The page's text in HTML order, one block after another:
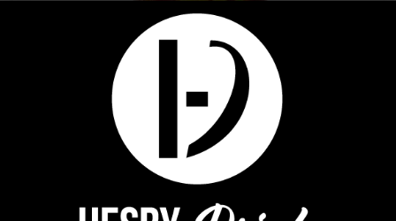
Jus pour Cocktails,
CARAIBOS PECHE 1L
4,07€
LIRE LA SUITE